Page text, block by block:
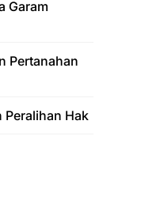
Garam
Pertanahan
Peralihan Hak